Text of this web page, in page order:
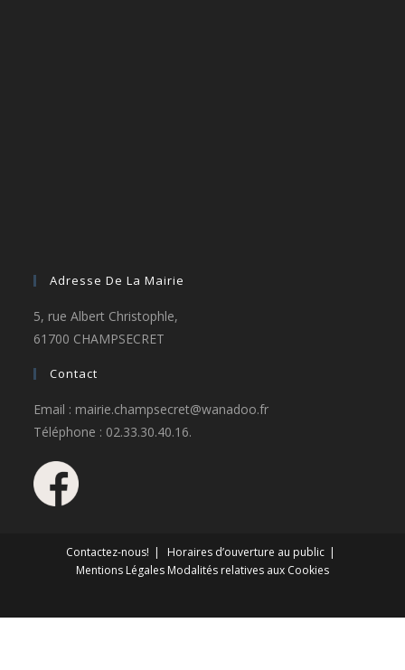
Adresse De La Mairie
5, rue Albert Christophle,
61700 CHAMPSECRET
Contact
Email : mairie.champsecret@wanadoo.fr
Téléphone : 02.33.30.40.16.
Contactez-nous!
Horaires d’ouverture au public
Mentions Légales Modalités relatives aux Cookies